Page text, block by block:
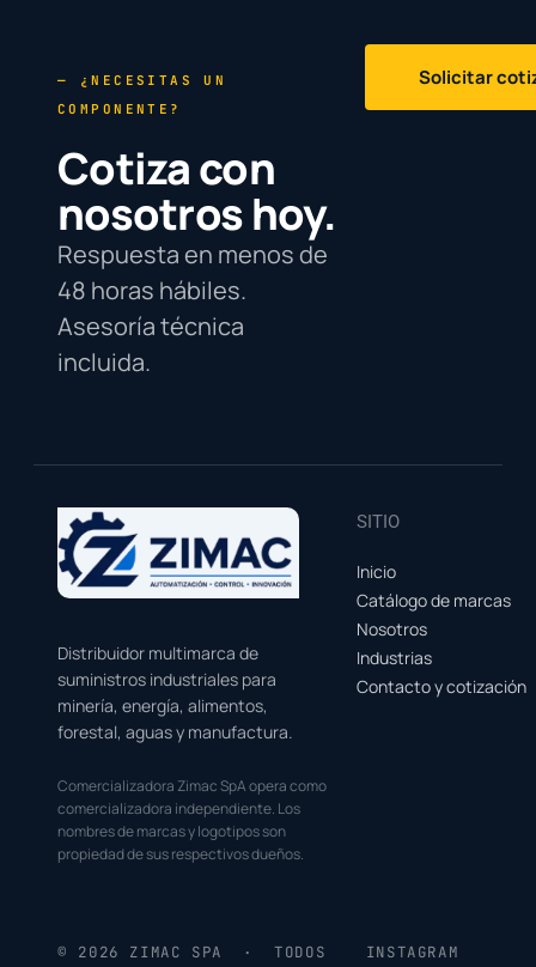
— ¿NECESITAS UN
COMPONENTE?
Cotiza con
nosotros hoy.
Respuesta en menos de
48 horas hábiles.
Asesoría técnica
incluida.
Solicitar
Distribuidor multimarca de
suministros industriales para
minería, energía, alimentos,
forestal, aguas y manufactura.
Comercializadora Zimac SpA opera como
comercializadora independiente. Los
nombres de marcas y logotipos son
propiedad de sus respectivos dueños.
SITIO
Inicio
Catálogo de marcas
Nosotros
Industrias
Contacto y cotización
© 2026 ZIMAC SPA · TODOS
INSTAGRAM